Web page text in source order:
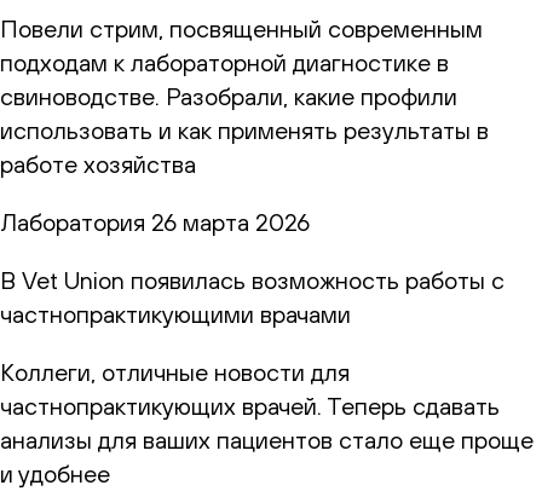
Повели стрим, посвященный современным
подходам к лабораторной диагностике в
свиноводстве. Разобрали, какие профили
использовать и как применять результаты в
работе хозяйства
Лаборатория 26 марта 2026
В Vet Union появилась возможность работы с
частнопрактикующими врачами
Коллеги, отличные новости для
частнопрактикующих врачей. Теперь сдавать
анализы для ваших пациентов стало еще проще
и удобнее